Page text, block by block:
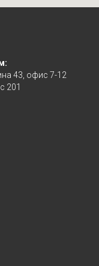
43, офис 7-12
201